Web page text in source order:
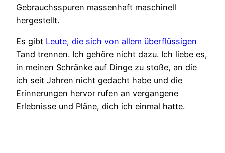
Gebrauchsspuren massenhaft maschinell
hergestellt.
Es gibt Leute, die sich von allem überflüssigen
Tand trennen. Ich gehöre nicht dazu. Ich liebe es,
in meinen Schränke auf Dinge zu stoße, an die
ich seit Jahren nicht gedacht habe und die
Erinnerungen hervor rufen an vergangene
Erlebnisse und Pläne, dich ich einmal hatte.